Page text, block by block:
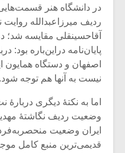
در دانشگاه هنر
ردیف میرزاعبدالله
آقاحسینقلی مقایسه شد؛
پایان‌نامه دراین‌باره بود:
اصفهان و دستگاه همایون
نیست به آنها هم توجه شود.
اما به نکتۀ دیگری
وضعیت ردیف نگاشتۀ
ایران وضعیت
قدیمی‌ترین منبع کامل
اگر نمی
مشهورترین
بدنام ترین